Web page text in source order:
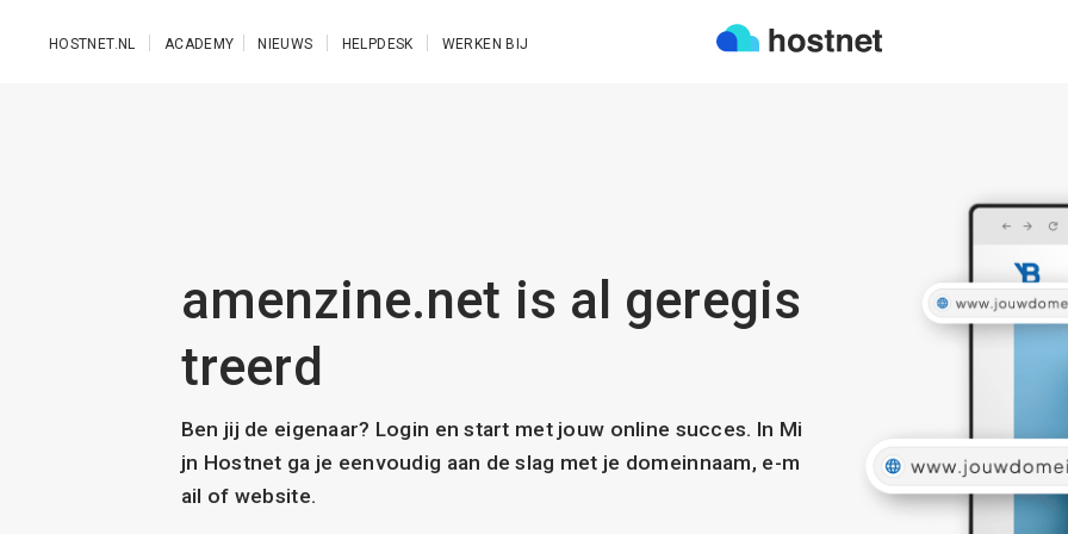
HOSTNET.NL ACADEMY NIEUWS HELPDESK WERKEN BIJ
amenzine.net is al geregis
treerd
Ben jij de eigenaar? Login en start met jouw online succes. In Mi
jn Hostnet ga je eenvoudig aan de slag met je domeinnaam, e-m
ail of website.